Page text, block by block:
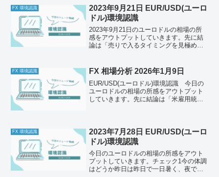
し体がだるい。あまり体調がよくないけ
ど、昨日よりはよくなっ...
FX 環境認識
2023年9月21日 EUR/USD(ユーロ
ドル)環境認識
2023年9月21日のユーロドルの相場の所
感をアウトプットしていきます。先に結
論は「売りで入るタイミングを見極め
FX 環境認識 FX 相場分析 2026年1月9日
EUR/USD(ユーロドル)環境認識 今日の
ユーロドルの相場の所感をアウトプット
していきます。先に結論は「米雇用統計
もとくに懸念点は...
FX 環境認識
2023年7月28日 EUR/USD(ユーロ
ドル)環境認識
今日のユーロドルの相場の所感をアウト
プットしていきます。チェック1今の体調
はどうか昨日は昨日で一日暑く、夜でも